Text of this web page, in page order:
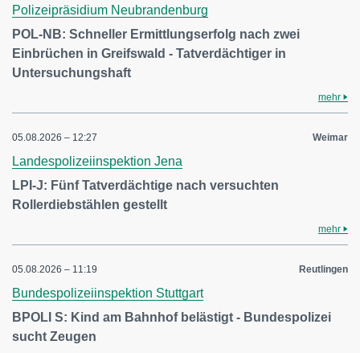
Polizeipräsidium Neubrandenburg
POL-NB: Schneller Ermittlungserfolg nach zwei
Einbrüchen in Greifswald - Tatverdächtiger in
Untersuchungshaft
mehr
05.08.2026 – 12:27 Weimar
Landespolizeiinspektion Jena
LPI-J: Fünf Tatverdächtige nach versuchten
Rollerdiebstählen gestellt
mehr
05.08.2026 – 11:19 Reutlingen
Bundespolizeiinspektion Stuttgart
BPOLI S: Kind am Bahnhof belästigt - Bundespolizei
sucht Zeugen